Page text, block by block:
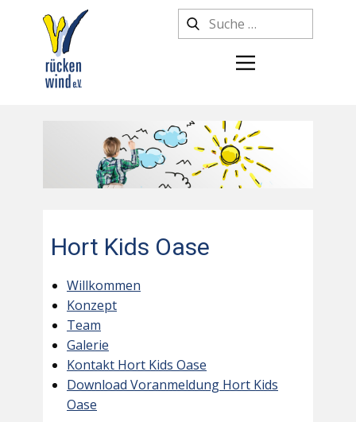
Hort Kids Oase
Willkommen
Konzept
Team
Galerie
Kontakt Hort Kids Oase
Download Voranmeldung Hort Kids
Oase